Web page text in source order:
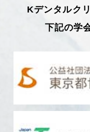
Kデンタルク
下記の学